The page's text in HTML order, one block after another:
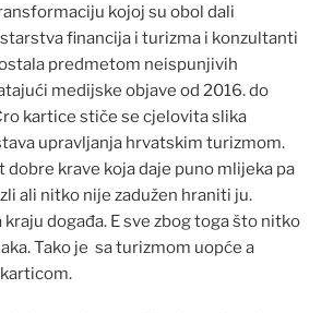
kojoj su obol dali
financija i turizma i konzultanti
predmetom neispunjivih
medijske objave od 2016. do
kartice stiče se cjelovita slika
upravljanja hrvatskim turizmom.
dobre krave koja daje puno mlijeka pa
ali nitko nije zadužen hraniti ju.
kraju događa. E sve zbog toga što nitko
Tako je sa turizmom uopće a